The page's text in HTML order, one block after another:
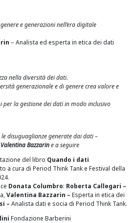
e generazioni nell’era digitale
– Analista ed esperta in etica dei dati
nella diversità dei dati.
generazionale e di genere crea valore e
per la gestione dei dati in modo inclusivo
disuguaglianze generate dai dati –
Valentina Bazzarine a seguire
del libro Quando i dati
a cura di Period Think Tank e Festival della
Donata Columbro: Roberta Callegari –
Valentina Bazzarin – Esperta in etica dei
– Analista dati e socia di Period Think Tank.
Fondazione Barberini